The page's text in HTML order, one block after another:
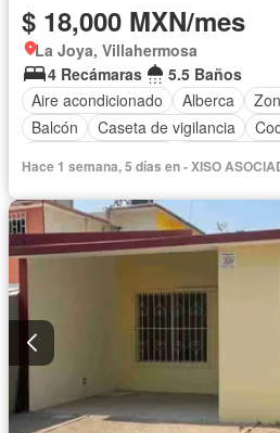
$ 18,000 MXN/mes
La Joya, Villahermosa
4 Recámaras
5.5 Baños
Aire acondicionado
Alberca
Balcón
Caseta de vigilancia
Cuarto de
Solo familias
Sin amueblar
Hace 1 semana, 5 días en - XISO